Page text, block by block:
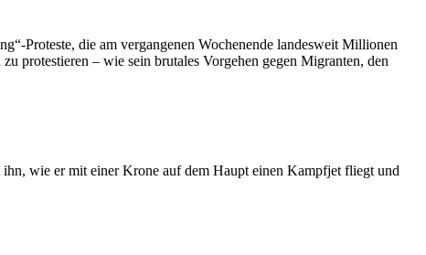
Proteste, die am vergangenen Wochenende landesweit Millionen
protestieren – wie sein brutales Vorgehen gegen Migranten, den
wie er mit einer Krone auf dem Haupt einen Kampfjet fliegt und